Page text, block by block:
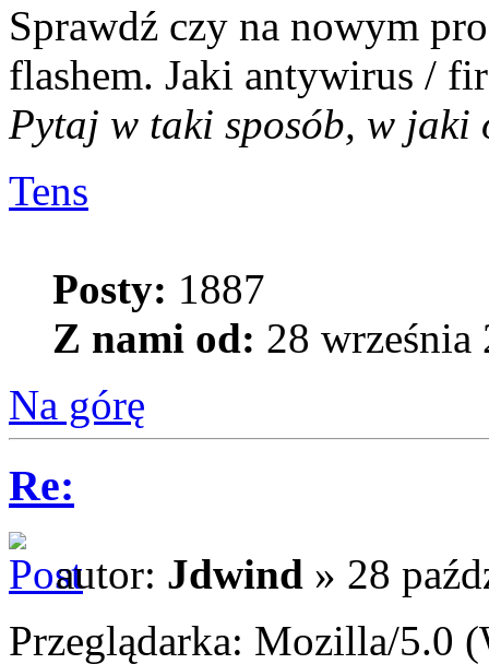
Sprawdź czy na nowym
flashem. Jaki antywirus /
Pytaj w taki sposób, w jaki
Tens
Posty: 1887
Z nami od: 28 września
Na górę
Re:
autor: Jdwind » 28
Przeglądarka: Mozilla/5.0